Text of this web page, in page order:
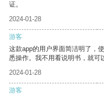
证。
2024-01-28
游客
这款app的用户界面简洁明了，
悉操作。我不用看说明书，就可
2024-01-28
游客